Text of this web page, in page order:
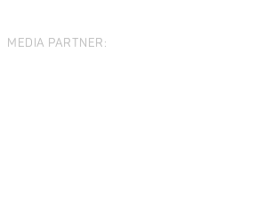
MEDIA PARTNER: